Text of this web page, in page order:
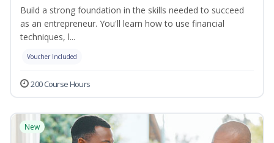
Build a strong foundation in the skills needed to succeed
as an entrepreneur. You'll learn how to use financial
techniques, l...
Voucher Included
200 Course Hours
New